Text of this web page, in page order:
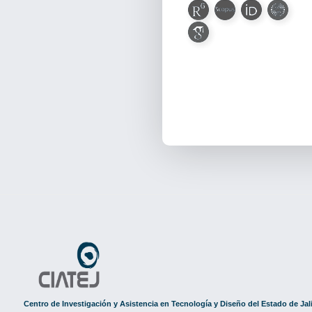
Centro de Investigación y Asistencia en Tecnología y Diseño del Estado de